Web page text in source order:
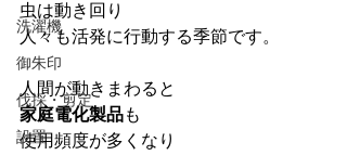
洗濯機
御朱印
伐採・剪定
設置
虫は動き回り
人々も活発に行動する季節です。
人間が動きまわると
家庭電化製品も
使用頻度が多くなり